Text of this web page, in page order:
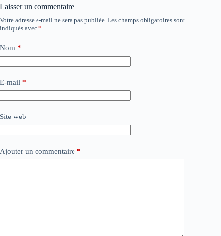
Laisser un commentaire
Votre adresse e-mail ne sera pas publiée. Les champs obligatoires sont
indiqués avec *
Nom *
E-mail *
Site web
Ajouter un commentaire *